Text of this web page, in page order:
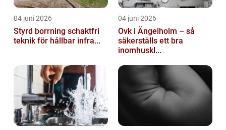
04 juni 2026
Styrd borrning schaktfri
teknik för hållbar infra...
04 juni 2026
Ovk i Ängelholm – så
säkerställs ett bra
inomhuskl...